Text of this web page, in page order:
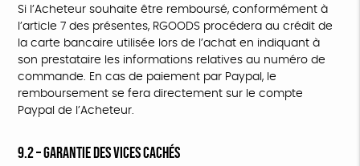
Si l’Acheteur souhaite être remboursé, conformément à
l’article 7 des présentes, RGOODS procédera au crédit de
la carte bancaire utilisée lors de l’achat en indiquant à
son prestataire les informations relatives au numéro de
commande. En cas de paiement par Paypal, le
remboursement se fera directement sur le compte
Paypal de l’Acheteur.
9.2 – Garantie des vices cachés